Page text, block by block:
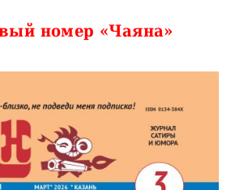
номер «Чаяна»